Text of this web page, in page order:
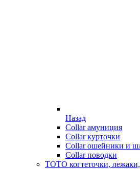
Назад
Collar амуниция
Collar курточки
Collar ошейники и
Collar поводки
ТОТО когтеточки,